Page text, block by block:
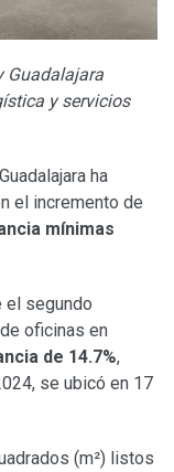
Guadalajara
y servicios
ha
el incremento de
mínimas
el segundo
oficinas en
de 14.7%,
se ubicó en 17
(m²) listos